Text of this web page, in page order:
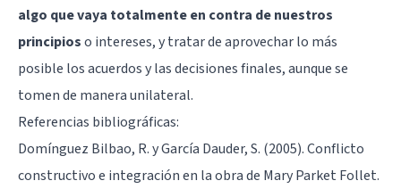
algo que vaya totalmente en contra de nuestros
principioso intereses, y tratar de aprovechar lo más
posible los acuerdos y las decisiones finales, aunque se
tomen de manera unilateral.
Referencias bibliográficas:
Domínguez Bilbao, R. y García Dauder, S. (2005). Conflicto
constructivo e integración en la obra de Mary Parket Follet.